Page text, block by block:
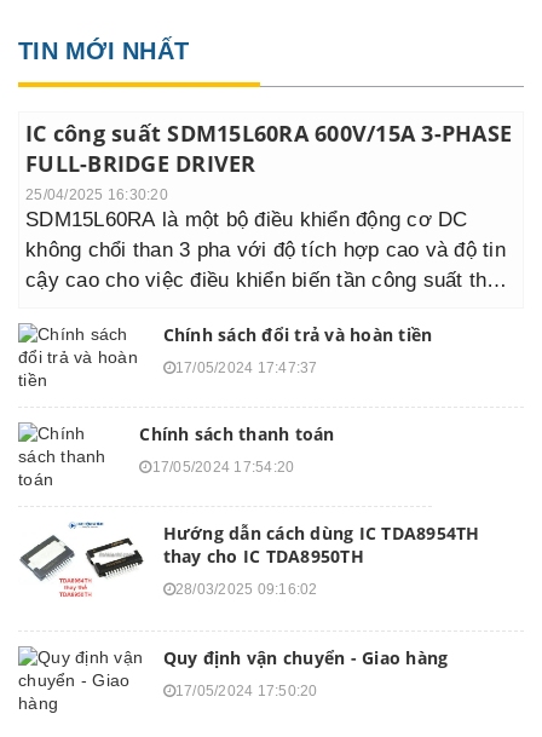
TIN MỚI NHẤT
IC công suất SDM15L60RA 600V/15A 3-PHASE
FULL-BRIDGE DRIVER
25/04/2025 16:30:20
SDM15L60RA là một bộ điều khiển động cơ DC
không chổi than 3 pha với độ tích hợp cao và độ tin
cậy cao cho việc điều khiển biến tần công suất thấp
Nó có sáu IGBT tổn thất thấp được nhúng và các bộ
điều khiển cổng cầu toàn phần 3 pha với điện áp
cao.
Chính sách đổi trả và hoàn tiền
17/05/2024 17:47:37
Chính sách thanh toán
17/05/2024 17:54:20
Hướng dẫn cách dùng IC TDA8954TH
thay cho IC TDA8950TH
28/03/2025 09:16:02
Quy định vận chuyển - Giao hàng
17/05/2024 17:50:20